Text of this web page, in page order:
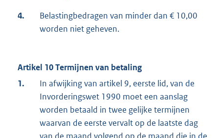
4.
Belastingbedragen van minder dan € 10,00
worden niet geheven.
Artikel 10 Termijnen van betaling
1.
In afwijking van artikel 9, eerste lid, van de
Invorderingswet 1990 moet een aanslag
worden betaald in twee gelijke termijnen
waarvan de eerste vervalt op de laatste dag